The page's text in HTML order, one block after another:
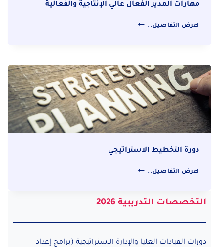
مهارات المدير الفعال عالي الإنتاجية والفعالية
اعرض التفاصيل.. مهارات
الإنتاجية
والفعالية
دورة التخطيط الاستراتيجي
اعرض التفاصيل.. دورة
التخصصات التدريبية 2026
دورات القيادات العليا والإدارة الاستراتيجية (برامج إعداد